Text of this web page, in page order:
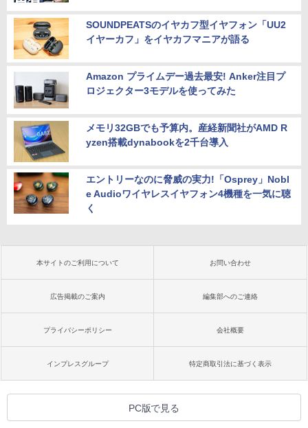
SOUNDPEATSのイヤカフ型イヤフォン「UU2
イヤーカフ」をイヤカフマニアが語る
Amazon プライムデー過去最安! Anker注目プ
ロジェクター3モデルを使ってみた
メモリ32GBでも予算内。産経新聞社がAMD R
yzen搭載dynabookを2千台導入
エントリーなのに脅威の実力!「Osprey」Nobl
e Audioワイヤレスイヤフォン4機種を一気に聴
く
本サイトのご利用について お問い合わせ
広告掲載のご案内 編集部へのご連絡
プライバシーポリシー 会社概要
インプレスグループ 特定商取引法に基づく表示
PC版で見る